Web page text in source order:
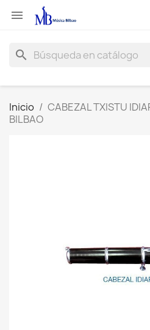

search
Inicio
CABEZAL TXISTU
BILBAO